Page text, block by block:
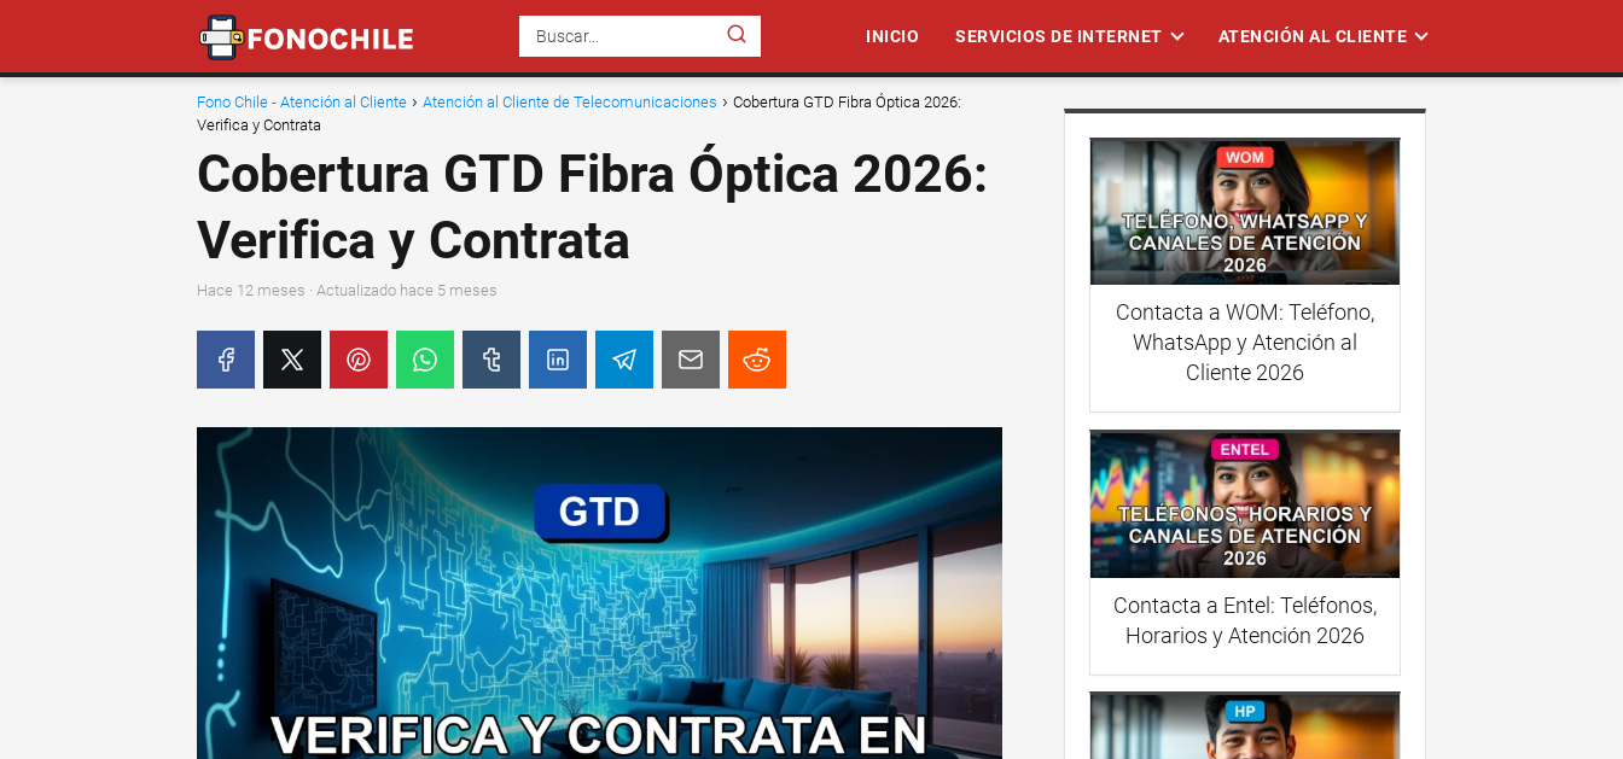
INICIO SERVICIOS DE INTERNET ATENCIÓN AL CLIENTE
Fono Chile - Atención al Cliente Atención al Cliente de Telecomunicaciones
Cobertura GTD Fibra Óptica 2026:
Verifica y Contrata
Cobertura GTD Fibra Óptica 2026:
Verifica y Contrata
hace 12 meses · Actualizado hace 5 meses
Contacta a WOM: Teléfono,
WhatsApp y Atención al
Cliente 2026
Contacta a Entel: Teléfonos,
Horarios y Atención 2026